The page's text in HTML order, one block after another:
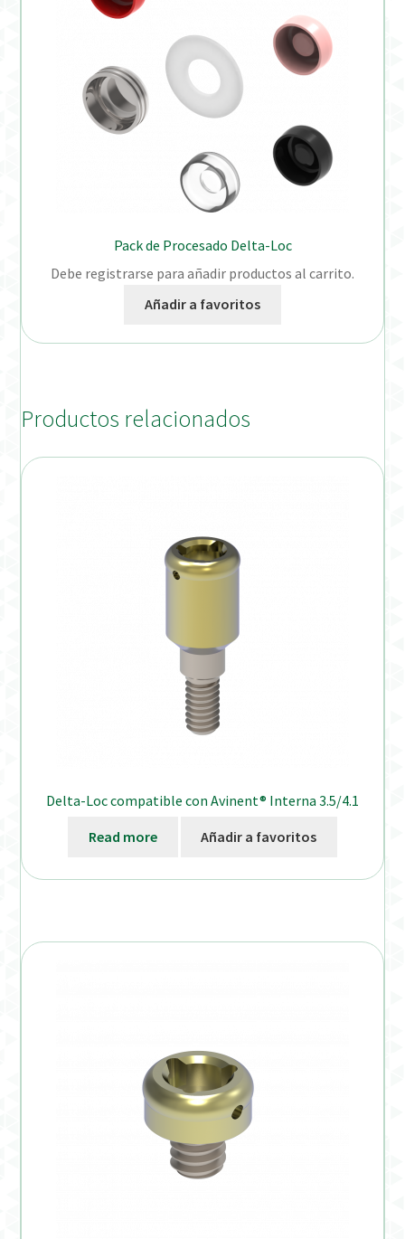
Pack de Procesado Delta-Loc
Debe registrarse para añadir productos al carrito.
Añadir a favoritos
Productos relacionados
Delta-Loc compatible con Avinent® Interna 3.5/4.1
Read more Añadir a favoritos